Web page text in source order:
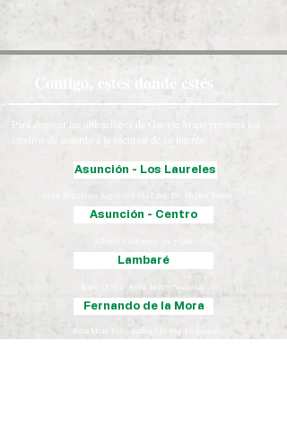
Contigo, estés donde estés
Para conocer las ubicaciones de Google Maps presiona los
cuadros de acuerdo a la sucursal de su interés:
Asunción - Los Laureles
Avda. República Argentina 1512 esq. Dr. Miguel Torres.
Asunción - Centro
Lambaré
Itape 1532 c/ Avda. Indep. Nacional.
Fernando de la Mora
Ruta Mcal. Estigarribia 115 esq. Boquerón.